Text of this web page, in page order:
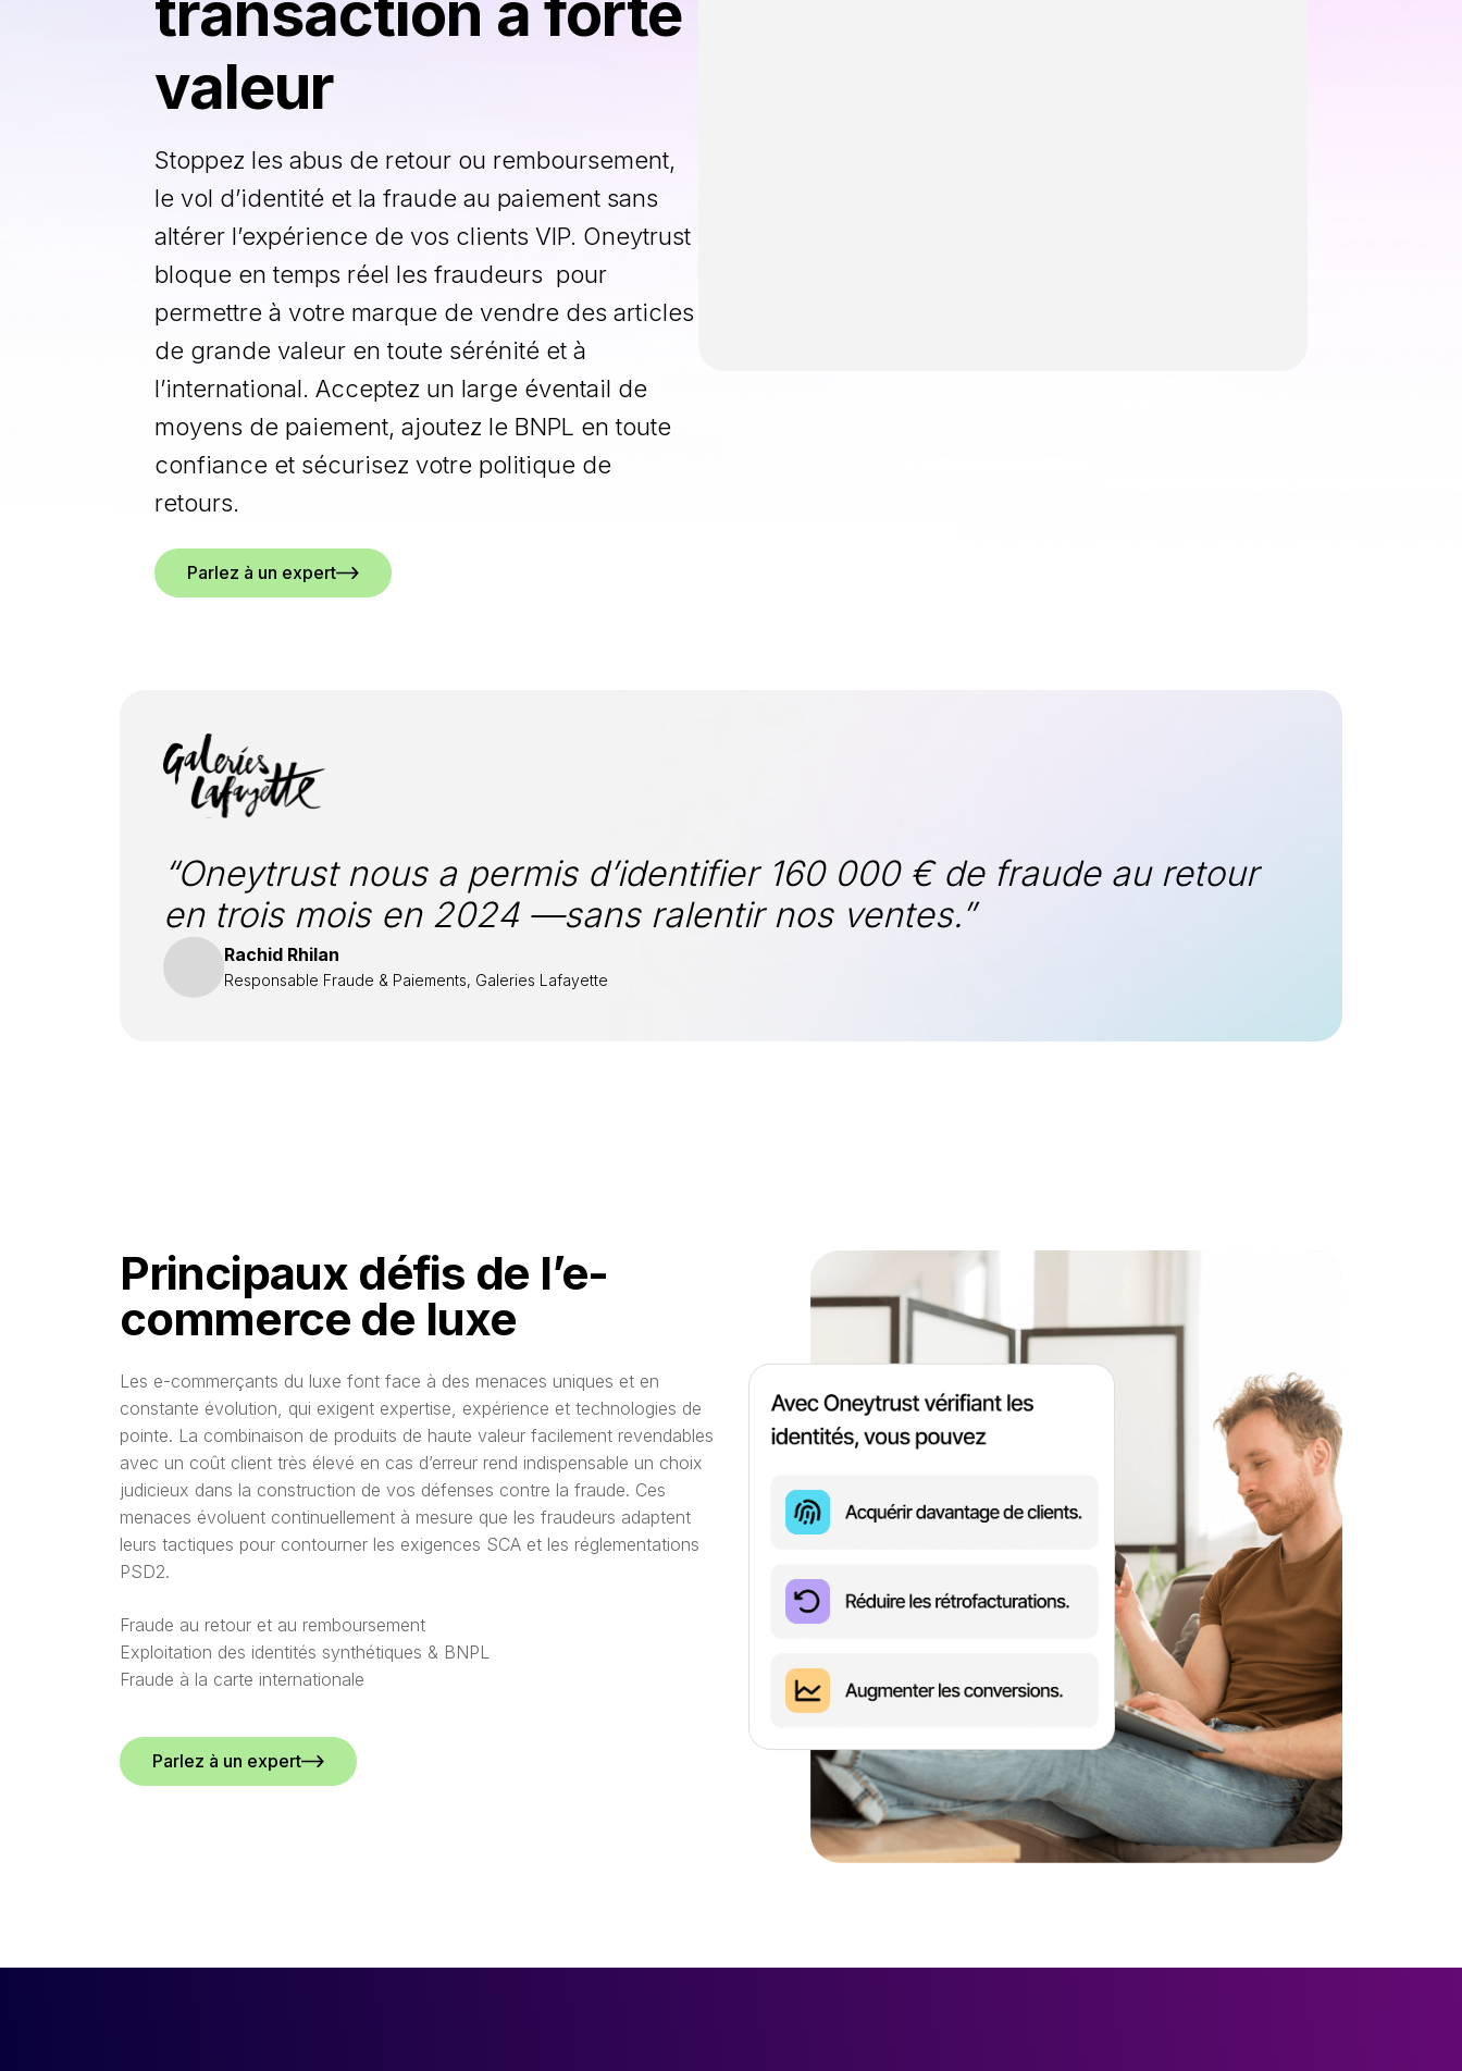
valeur
Stoppez les abus de retour ou remboursement,
le vol d’identité et la fraude au paiement sans
altérer l’expérience de vos clients VIP. Oneytrust
bloque en temps réel les fraudeurs pour
permettre à votre marque de vendre des articles
de grande valeur en toute sérénité et à
l’international. Acceptez un large éventail de
moyens de paiement, ajoutez le BNPL en toute
confiance et sécurisez votre politique de
retours.
Parlez à un expert
“Oneytrust nous a permis d’identifier 160 000 € de fraude au retour
en trois mois en 2024 —sans ralentir nos ventes.”
Rachid Rhilan
Responsable Fraude & Paiements, Galeries Lafayette
Principaux défis de l’e-
commerce de luxe
Les e-commerçants du luxe font face à des menaces uniques et en
constante évolution, qui exigent expertise, expérience et technologies de
pointe. La combinaison de produits de haute valeur facilement revendables
avec un coût client très élevé en cas d’erreur rend indispensable un choix
judicieux dans la construction de vos défenses contre la fraude. Ces
menaces évoluent continuellement à mesure que les fraudeurs adaptent
leurs tactiques pour contourner les exigences SCA et les réglementations
PSD2.
Fraude au retour et au remboursement
Exploitation des identités synthétiques & BNPL
Fraude à la carte internationale
Parlez à un expert